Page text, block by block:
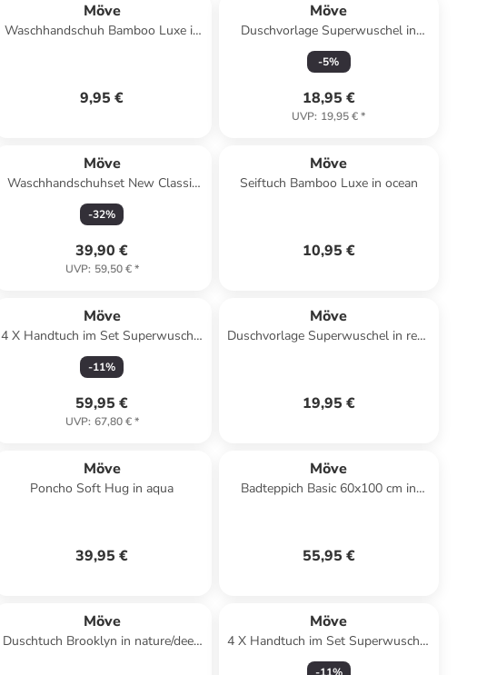
Möve
Waschhandschuh Bamboo Luxe in
9,95 €
Möve
Duschvorlage Superwuschel in
stone
-5%
18,95 €
UVP: 19,95 €*
Möve
Waschhandschuhset New Classic
10-TLG in snow
-32%
39,90 €
UVP: 59,50 €*
Möve
Seiftuch Bamboo Luxe in ocean
10,95 €
Möve
4 X Handtuch im Set Superwuschel
in Cashmere
-11%
59,95 €
UVP: 67,80 €*
Möve
Duschvorlage Superwuschel in reed
19,95 €
Möve
Poncho Soft Hug in aqua
39,95 €
Möve
Badteppich Basic 60x100 cm in
55,95 €
Möve
Duschtuch Brooklyn in nature/deep
Möve
4 X Handtuch im Set Superwuschel
in Dark grey